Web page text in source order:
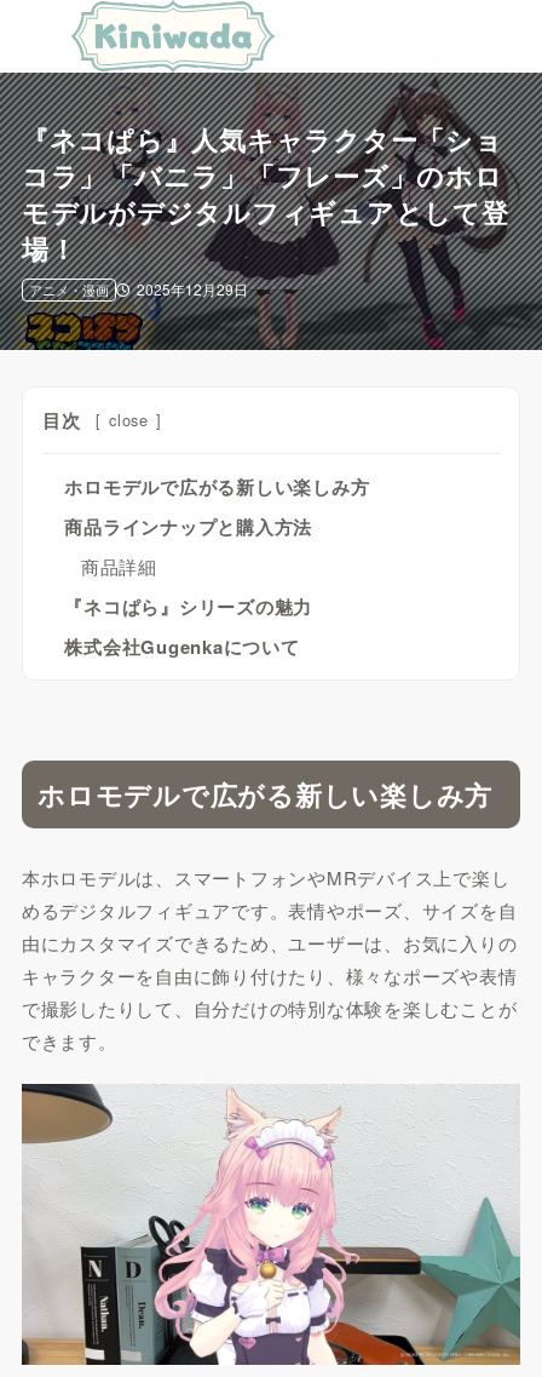
『ネコぱら』人気キャラクター「ショ
コラ」「バニラ」「フレーズ」のホロ
モデルがデジタルフィギュアとして登
場！
2025年12月29日
アニメ・漫画
目次 [ close ]
ホロモデルで広がる新しい楽しみ方
商品ラインナップと購入方法
商品詳細
『ネコぱら』シリーズの魅力
株式会社Gugenkaについて
ホロモデルで広がる新しい楽しみ方
本ホロモデルは、スマートフォンやMRデバイス上で楽し
めるデジタルフィギュアです。表情やポーズ、サイズを自
由にカスタマイズできるため、ユーザーは、お気に入りの
キャラクターを自由に飾り付けたり、様々なポーズや表情
で撮影したりして、自分だけの特別な体験を楽しむことが
できます。